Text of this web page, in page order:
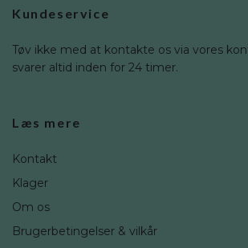
Kundeservice
Tøv ikke med at kontakte os via vores
svarer altid inden for 24 timer.
Læs mere
Kontakt
Klager
Om os
Brugerbetingelser & vilkår